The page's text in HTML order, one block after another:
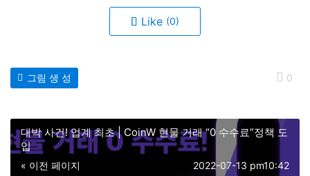
Like (0)
0
그림 생 성
대박 사건! 업계 최초 | CoinW 현물 거래 “0 수수료”정책 도
입
« 이전 페이지 2022-07-13 pm10:42